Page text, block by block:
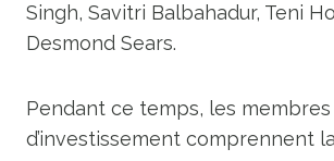
Singh, Savitri Balbahadur, Teni
Desmond Sears.
Pendant ce temps, les
d’investissement comprennent